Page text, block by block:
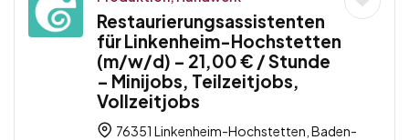
Restaurierungsassistenten
für Linkenheim-Hochstetten
(m/w/d) – 21,00 € / Stunde
– Minijobs, Teilzeitjobs,
Vollzeitjobs
76351 Linkenheim-Hochstetten, Baden-